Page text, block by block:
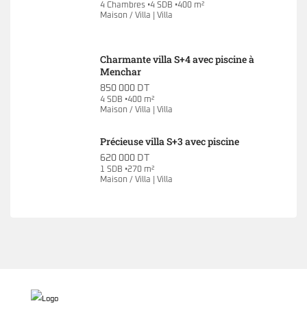
4 Chambres •4 SDB •400 m²
Maison / Villa | Villa
Charmante villa S+4 avec piscine à
Menchar
850 000 DT
4 SDB •400 m²
Maison / Villa | Villa
Précieuse villa S+3 avec piscine
620 000 DT
1 SDB •270 m²
Maison / Villa | Villa